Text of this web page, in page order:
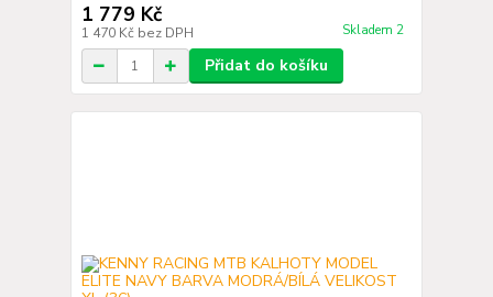
1 779 Kč
1 470 Kč bez DPH Skladem 2
Přidat do košíku